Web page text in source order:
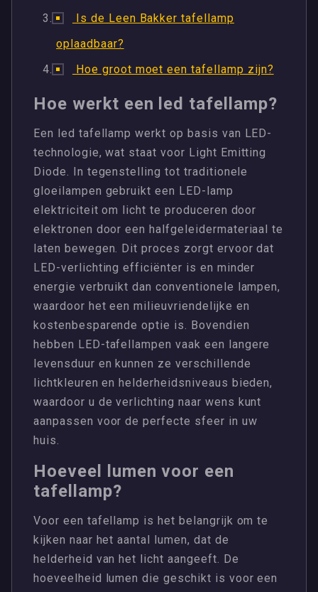
Is de Leen Bakker tafellamp
oplaadbaar?
Hoe groot moet een tafellamp zijn?
Hoe werkt een led tafellamp?
Een led tafellamp werkt op basis van LED-
technologie, wat staat voor Light Emitting
Diode. In tegenstelling tot traditionele
gloeilampen gebruikt een LED-lamp
elektriciteit om licht te produceren door
elektronen door een halfgeleidermateriaal te
laten bewegen. Dit proces zorgt ervoor dat
LED-verlichting efficiënter is en minder
energie verbruikt dan conventionele lampen,
waardoor het een milieuvriendelijke en
kostenbesparende optie is. Bovendien
hebben LED-tafellampen vaak een langere
levensduur en kunnen ze verschillende
lichtkleuren en helderheidsniveaus bieden,
waardoor u de verlichting naar wens kunt
aanpassen voor de perfecte sfeer in uw
huis.
Hoeveel lumen voor een
tafellamp?
Voor een tafellamp is het belangrijk om te
kijken naar het aantal lumen, dat de
helderheid van het licht aangeeft. De
hoeveelheid lumen die geschikt is voor een